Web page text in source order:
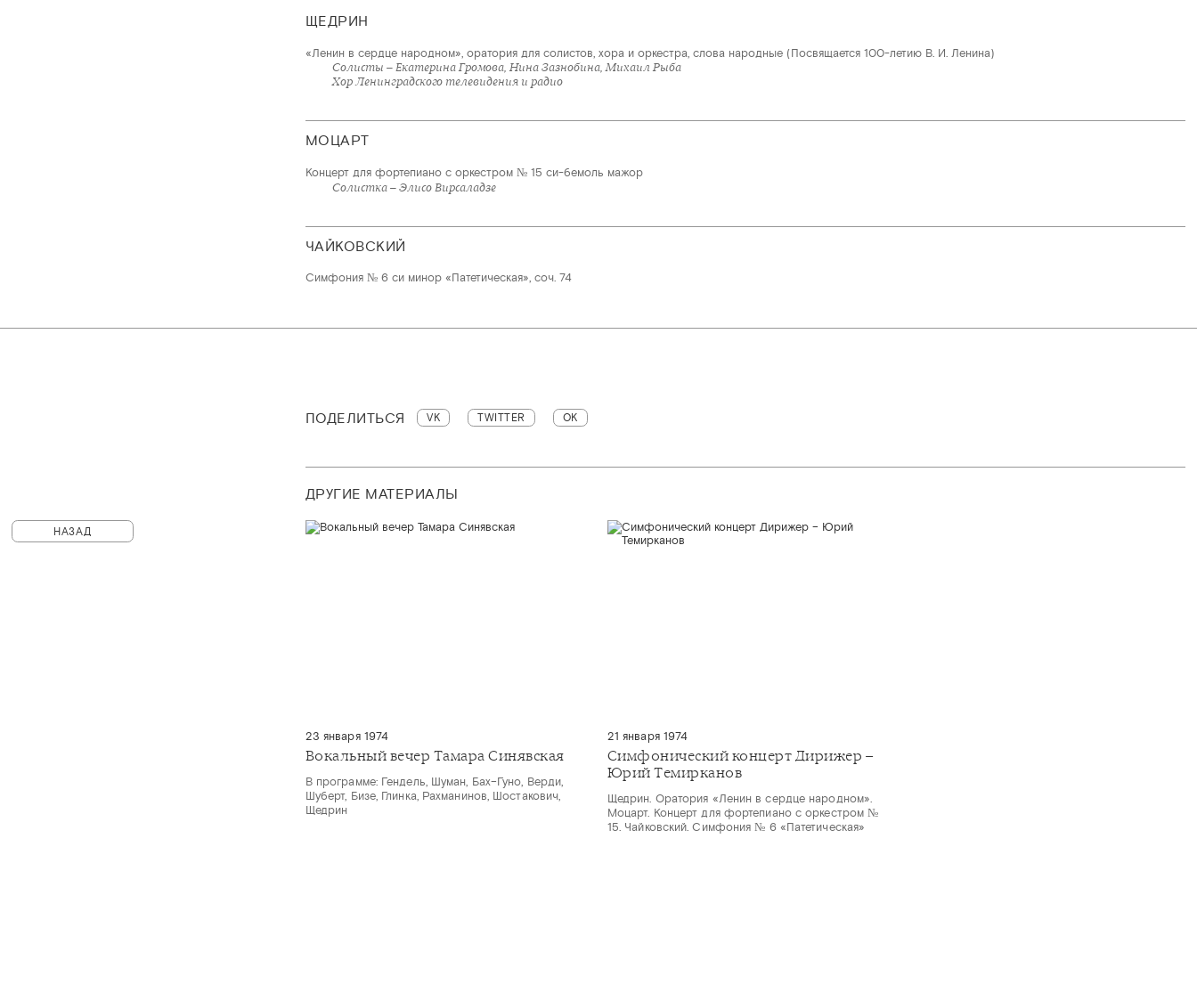
ЩЕДРИН
«Ленин в сердце народном», оратория для солистов, хора и оркестра, слова народные (Посвящается 100-летию В. И. Ленина)
Солисты – Екатерина Громова, Нина Зазнобина, Михаил Рыба
Хор Ленинградского телевидения и радио
МОЦАРТ
Концерт для фортепиано с оркестром № 15 си-бемоль мажор
Солистка – Элисо Вирсаладзе
ЧАЙКОВСКИЙ
Симфония № 6 си минор «Патетическая», соч. 74
ПОДЕЛИТЬСЯ VK TWITTER OK
ДРУГИЕ МАТЕРИАЛЫ
21 января 1974
Симфонический концерт Дирижер –
Юрий Темирканов
Щедрин. Оратория «Ленин в сердце народном».
Моцарт. Концерт для фортепиано с оркестром №
15. Чайковский. Симфония № 6 «Патетическая»
23 января 1974
Вокальный вечер Тамара Синявская
В программе: Гендель, Шуман, Бах–Гуно, Верди,
Шуберт, Бизе, Глинка, Рахманинов, Шостакович,
Щедрин
НАЗАД